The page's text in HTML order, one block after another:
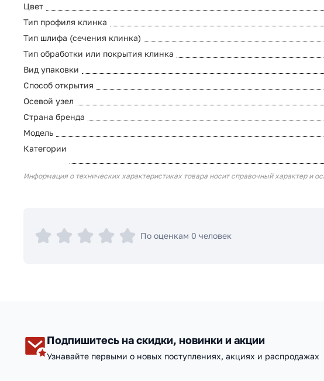
Цвет
Тип профиля клинка
Тип шлифа (сечения клинка)
Тип обработки или покрытия клинка
Вид упаковки
Способ открытия
Осевой узел
Страна бренда
Модель
Категории
Информация о технических характеристиках товара носит справочный характер и
По оценкам 0 человек
Подпишитесь на скидки, новинки и акции
Узнавайте первыми о новых поступлениях, акциях и распродажах